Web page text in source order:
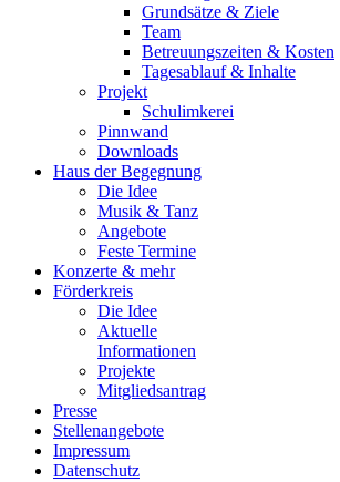
Grundsätze & Ziele
Team
Betreuungszeiten & Kosten
Tagesablauf & Inhalte
Projekt
Schulimkerei
Pinnwand
Downloads
Haus der Begegnung
Die Idee
Musik & Tanz
Angebote
Feste Termine
Konzerte & mehr
Förderkreis
Die Idee
Aktuelle
Informationen
Projekte
Mitgliedsantrag
Presse
Stellenangebote
Impressum
Datenschutz